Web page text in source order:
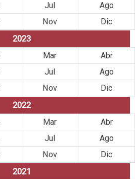
Jul
Ago
Nov
Dic
2023
Mar
Abr
Jul
Ago
Nov
Dic
2022
Mar
Abr
Jul
Ago
Nov
Dic
2021